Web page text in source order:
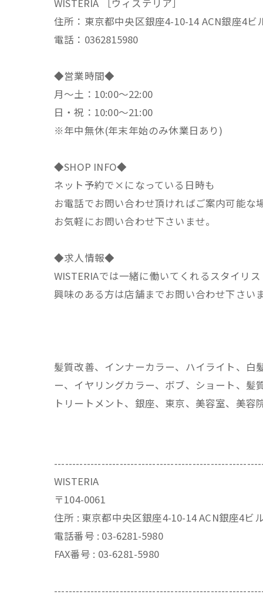
WISTERIA ［ウィステリア］
住所：東京都中央区銀座4-10-14 ACN銀座4ビ
電話：0362815980
◆営業時間◆
月～土：10:00～22:00
日・祝：10:00～21:00
※年中無休(年末年始のみ休業日あり)
◆SHOP INFO◆
ネット予約で×になっている日時も
お電話でお問い合わせ頂ければご案内可能な
お気軽にお問い合わせ下さいませ。
◆求人情報◆
WISTERIAでは一緒に働いてくれるスタイリス
興味のある方は店舗までお問い合わせ下さいま
髪質改善、インナーカラー、ハイライト、
ー、イヤリングカラー、ボブ、ショート、髪
トリートメント、銀座、東京、美容室、美容
WISTERIA
〒104-0061
住所 : 東京都中央区銀座4-10-14 ACN銀座4ビ
電話番号 : 03-6281-5980
FAX番号 : 03-6281-5980